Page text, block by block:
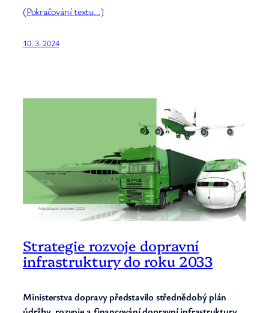
(Pokračování textu…)
10. 3. 2024
Strategie rozvoje dopravní
infrastruktury do roku 2033
Ministerstva dopravy představilo střednědobý plán